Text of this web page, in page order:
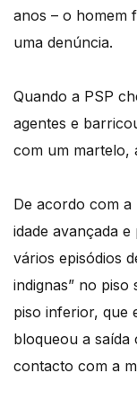
anos – o homem
uma denúncia.
Quando a PSP
agentes e
com um martelo,
De acordo com a
idade avançada
vários episódios
indignas” no piso
piso inferior, que
bloqueou a saída
contacto com a